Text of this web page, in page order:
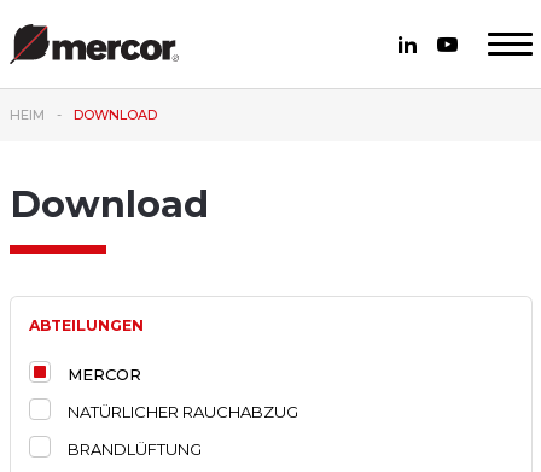
HEIM DOWNLOAD
Download
ABTEILUNGEN
MERCOR
NATÜRLICHER RAUCHABZUG
BRANDLÜFTUNG